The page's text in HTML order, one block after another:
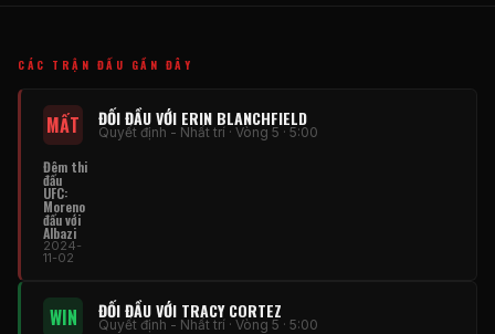
CÁC TRẬN ĐẤU GẦN ĐÂY
MẤT ĐỐI ĐẦU VỚI ERIN BLANCHFIELD
Quyết định - Nhất trí · Vòng 5 · 5:00
Đêm thi
đấu
UFC:
Moreno
đấu với
Albazi
2024-
11-02
WIN ĐỐI ĐẦU VỚI TRACY CORTEZ
Quyết định - Nhất trí · Vòng 5 · 5:00